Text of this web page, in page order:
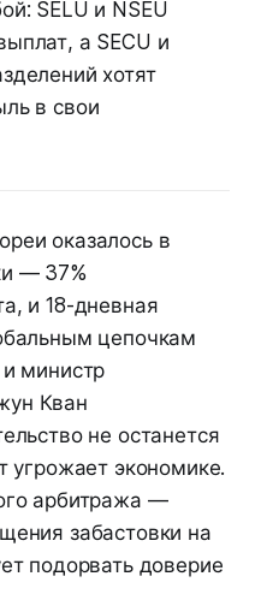
SELU и NSEU
а SECU и
хотят
в свои
оказалось в
— 37%
и 18-дневная
цепочкам
министр
Кван
не останется
угрожает экономике.
арбитража —
забастовки на
подорвать доверие